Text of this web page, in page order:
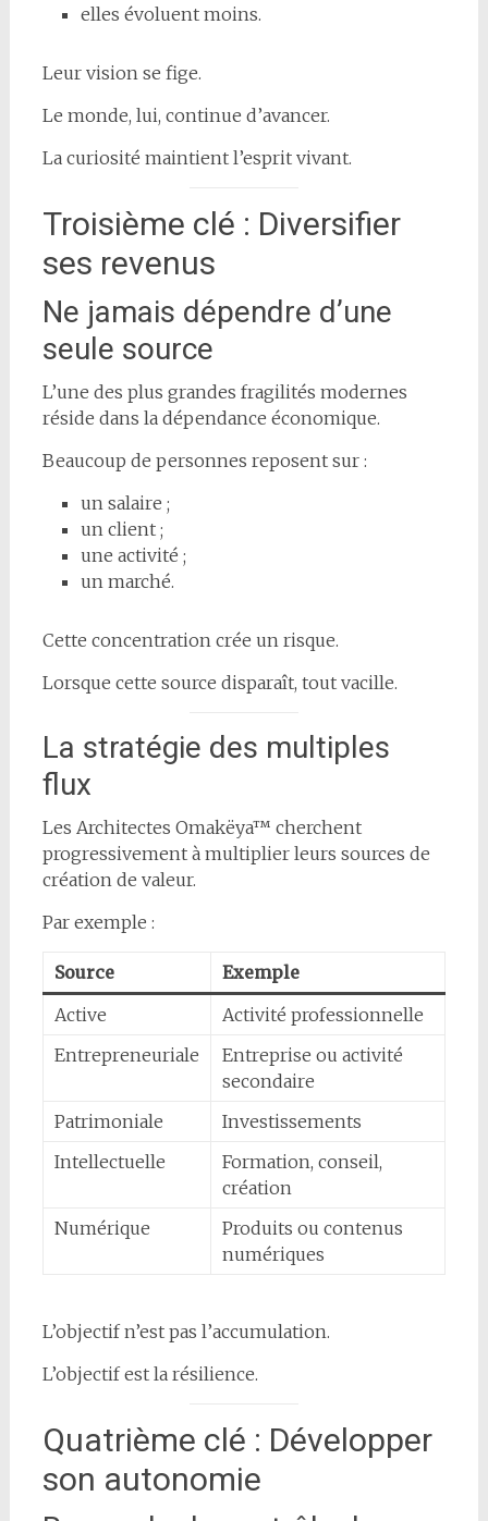
elles évoluent moins.
Leur vision se fige.
Le monde, lui, continue d’avancer.
La curiosité maintient l’esprit vivant.
Troisième clé : Diversifier
ses revenus
Ne jamais dépendre d’une
seule source
L’une des plus grandes fragilités modernes
réside dans la dépendance économique.
Beaucoup de personnes reposent sur :
un salaire ;
un client ;
une activité ;
un marché.
Cette concentration crée un risque.
Lorsque cette source disparaît, tout vacille.
La stratégie des multiples
flux
Les Architectes Omakëya™ cherchent
progressivement à multiplier leurs sources de
création de valeur.
Par exemple :
Source
Exemple
Active
Activité professionnelle
Entrepreneuriale
Entreprise ou activité
secondaire
Patrimoniale
Investissements
Intellectuelle
Formation, conseil,
création
Numérique
Produits ou contenus
numériques
L’objectif n’est pas l’accumulation.
L’objectif est la résilience.
Quatrième clé : Développer
son autonomie